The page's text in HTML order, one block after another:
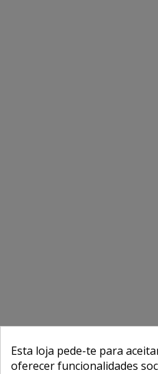
Esta loja pede-te para
oferecer funcionalidades